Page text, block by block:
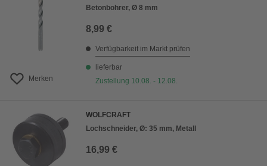
Merken
Betonbohrer, Ø 8 mm
8,99 €
Verfügbarkeit im Markt prüfen
lieferbar
Zustellung 10.08. - 12.08.
WOLFCRAFT
Lochschneider, Ø: 35 mm, Metall
16,99 €